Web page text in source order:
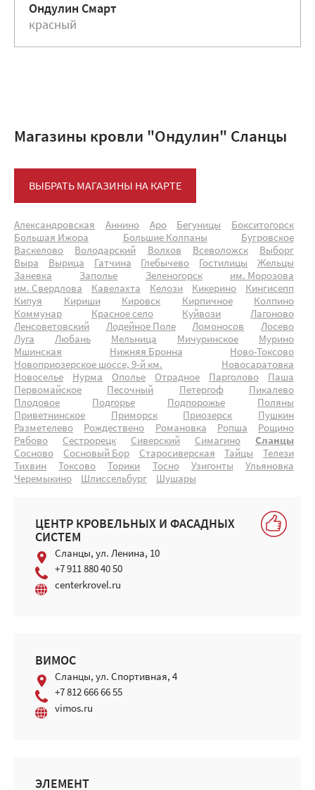
Ондулин Смарт
красный
Магазины кровли "Ондулин" Сланцы
ВЫБРАТЬ МАГАЗИНЫ НА КАРТЕ
Александровская Аннино Аро Бегуницы
Бокситогорск
Большая Ижора
Большие Колпаны
Бугровское
Васкелово
Володарский Волхов Всеволожск
Выборг
Выра
Вырица Гатчина Глебычево Гостилицы
Жельцы
Заневка
Заполье Зеленогорск
им. Морозова
им. Свердлова
Кавелахта Келози Кикерино
Кингисепп
Кипуя
Кириши Кировск Кирпичное
Колпино
Коммунар
Красное село Куйвози
Лагоново
Ленсоветовский
Лодейное Поле Ломоносов
Лосево
Луга
Любань Мельница Мичуринское
Мурино
Мшинская
Нижняя Бронна
Ново-Токсово
Новоприозерское шоссе, 9-й км.
Новосаратовка
Новоселье
Нурма Ополье Отрадное Парголово
Паша
Первомайское
Песочный Петергоф
Пикалево
Плодовое
Подгорье Подпорожье
Поляны
Приветнинское
Приморск Приозерск
Пушкин
Разметелево
Рождествено Романовка Ропша
Рощино
Рябово
Сестрорецк Сиверский Симагино
Сланцы
Сосново
Сосновый Бор Старосиверская Тайцы
Телези
Тихвин
Токсово Торики Тосно Узигонты
Ульяновка
Черемыкино
Шлиссельбург Шушары
ЦЕНТР КРОВЕЛЬНЫХ И ФАСАДНЫХ
СИСТЕМ
Сланцы, ул. Ленина, 10
+7 911 880 40 50
centerkrovel.ru
ВИМОС
Сланцы, ул. Спортивная, 4
+7 812 666 66 55
vimos.ru
ЭЛЕМЕНТ